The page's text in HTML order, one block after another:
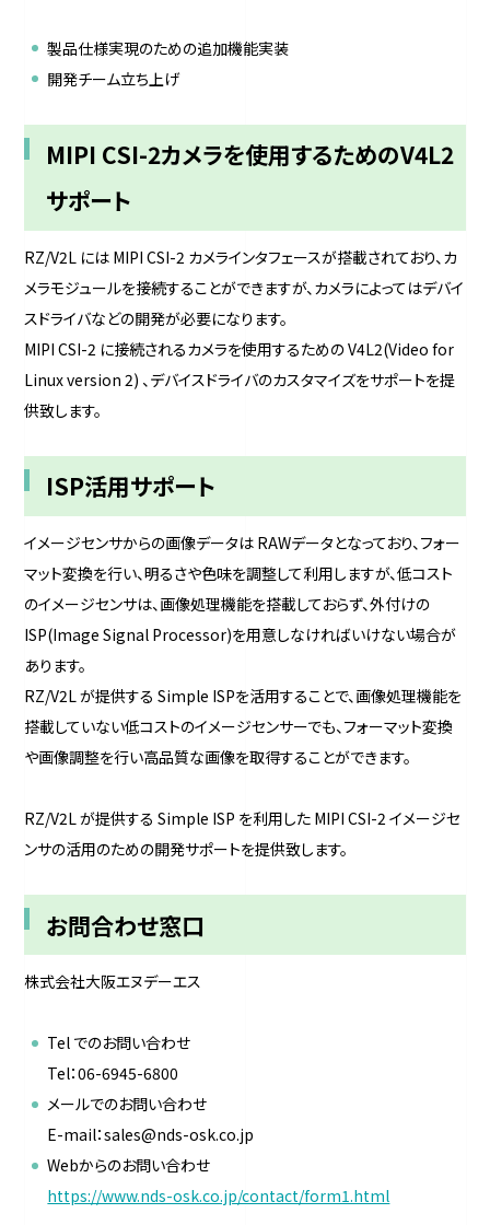
製品仕様実現のための追加機能実装
開発チーム立ち上げ
MIPI CSI-2カメラを使用するためのV4L2
サポート
RZ/V2L には MIPI CSI-2 カメラインタフェースが搭載されており、カ
メラモジュールを接続することができますが、カメラによってはデバイ
スドライバなどの開発が必要になります。
MIPI CSI-2 に接続されるカメラを使用するための V4L2(Video for
Linux version 2) 、デバイスドライバのカスタマイズをサポートを提
供致します。
ISP活用サポート
イメージセンサからの画像データは RAWデータとなっており、フォー
マット変換を行い、明るさや色味を調整して利用しますが、低コスト
のイメージセンサは、画像処理機能を搭載しておらず、外付けの
ISP(Image Signal Processor)を用意しなければいけない場合が
あります。
RZ/V2L が提供する Simple ISPを活用することで、画像処理機能を
搭載していない低コストのイメージセンサーでも、フォーマット変換
や画像調整を行い高品質な画像を取得することができます。
RZ/V2L が提供する Simple ISP を利用した MIPI CSI-2 イメージセ
ンサの活用のための開発サポートを提供致します。
お問合わせ窓口
株式会社大阪エヌデーエス
Tel でのお問い合わせ
Tel：06-6945-6800
メールでのお問い合わせ
E-mail：sales@nds-osk.co.jp
Webからのお問い合わせ
https://www.nds-osk.co.jp/contact/form1.html